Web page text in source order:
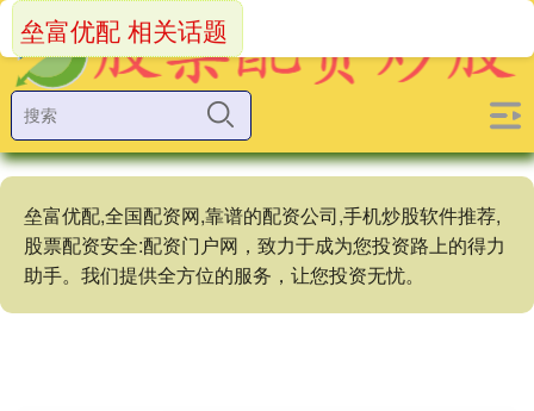
垒富优配,全国配资网,靠谱的配资公司,手机炒股软件推荐,
股票配资安全:配资门户网，致力于成为您投资路上的得力
助手。我们提供全方位的服务，让您投资无忧。
垒富优配 相关话题